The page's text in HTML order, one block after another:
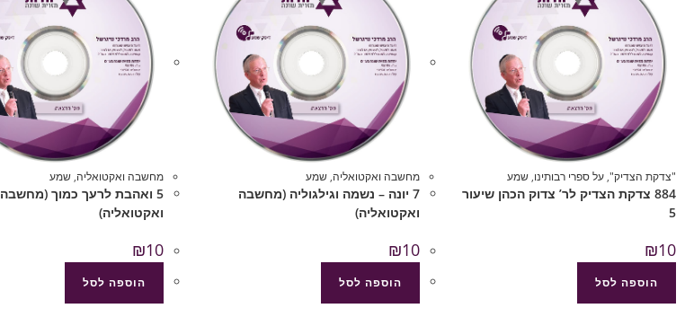
"צדקת הצדיק", על ספרי רבותינו, שמע
884 צדקת הצדיק לר’ צדוק הכהן שיעור
5
₪10
הוספה לסל
מחשבה ואקטואליה, שמע
7 יונה – נשמה וגילגוליה (מחשבה
ואקטואליה)
₪10
הוספה לסל
מחשבה ואקטואליה, שמע
5 ואהבת לרעך כמוך (מחשבה
ואקטואליה)
₪10
הוספה לסל